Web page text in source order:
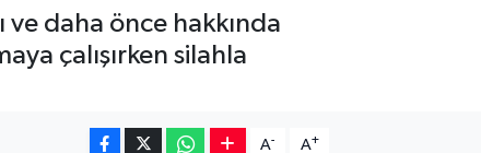
daha önce hakkında
çalışırken silahla
A- A+